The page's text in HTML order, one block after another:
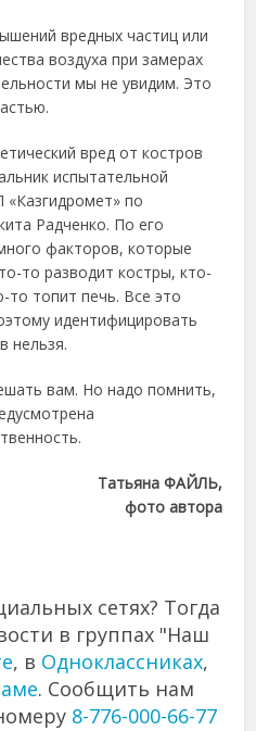
вредных частиц или
воздуха при замерах
мы не увидим. Это
вред от костров
испытательной
по
Радченко. По его
факторов, которые
то разводит костры, кто-
то топит печь. Все это
идентифицировать
нельзя.
вам. Но надо помнить,
Татьяна ФАЙЛЬ,
фото автора
сетях? Тогда
в группах "Наш
, в Одноклассниках,
. Сообщить нам
8-776-000-66-77